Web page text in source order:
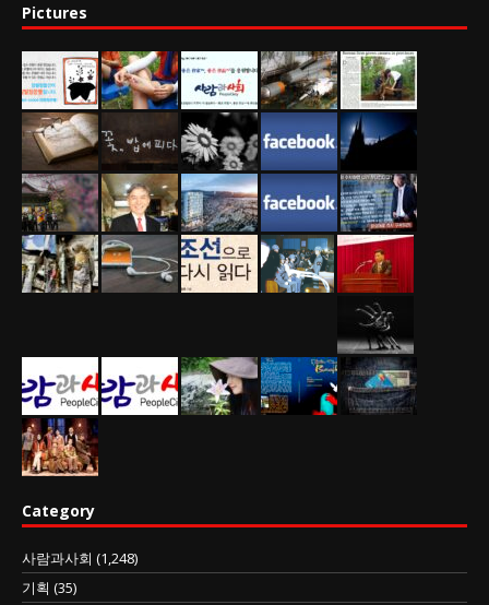
Pictures
Category
사람과사회 (1,248)
기획 (35)